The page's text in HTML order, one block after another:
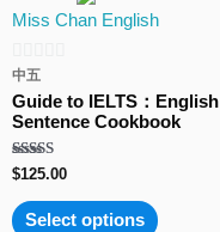
Miss Chan English
0
out
of
5
中五
Guide to IELTS：English
Sentence Cookbook
Rated
5.00
out of 5
$125.00
Select options